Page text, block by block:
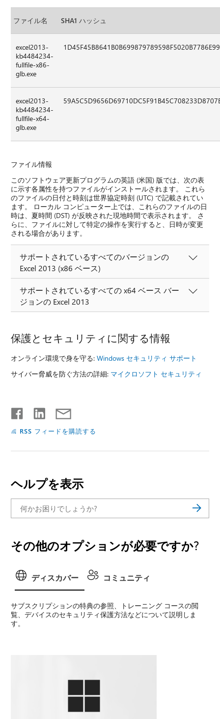
ファイル名 SHA1 ハッシュ
excel2013-
kb4484234-
fullfile-x86-
glb.exe
1D45F45B8641B0B699879789598F5020B7786E99
excel2013-
kb4484234-
fullfile-x64-
glb.exe
ファイル情報
このソフトウェア更新プログラムの英語 (米国) 版では、次の表
に示す各属性を持つファイルがインストールされます。 これら
のファイルの日付と時刻は世界協定時刻 (UTC) で記載されてい
ます。 ローカル コンピューター上では、これらのファイルの日
時は、夏時間 (DST) が反映された現地時間で表示されます。 さ
らに、ファイルに対して特定の操作を実行すると、日時が変更
される場合があります。
サポートされているすべてのバージョンの
Excel 2013 (x86 ベース)
サポートされているすべての x64 ベース バー
ジョンの Excel 2013
保護とセキュリティに関する情報
オンライン環境で身を守る:Windows セキュリティ サポート
サイバー脅威を防ぐ方法の詳細: マイクロソフト セキュリティ
RSS フィードを購読する
ヘルプを表示
その他のオプションが必要ですか?
ディスカバー コミュニティ
サブスクリプションの特典の参照、トレーニング コースの閲
覧、デバイスのセキュリティ保護方法などについて説明しま
す。